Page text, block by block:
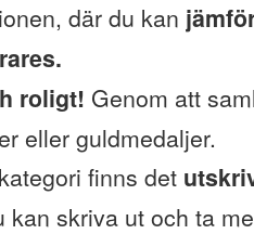
där du kan
roligt! Genom att
eller guldmedaljer.
finns det
kan skriva ut och ta